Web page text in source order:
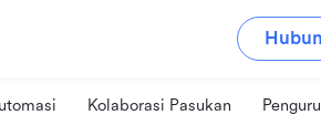
Kolaborasi Pasukan